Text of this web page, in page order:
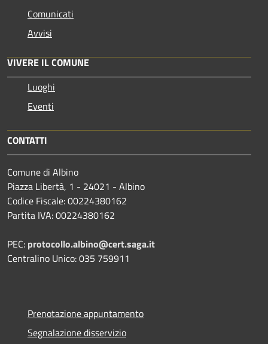
Comunicati
Avvisi
VIVERE IL COMUNE
Luoghi
Eventi
CONTATTI
Comune di Albino
Piazza Libertà, 1 - 24021 - Albino
Codice Fiscale: 00224380162
Partita IVA: 00224380162
PEC: protocollo.albino@cert.saga.it
Centralino Unico: 035 759911
Prenotazione appuntamento
Segnalazione disservizio